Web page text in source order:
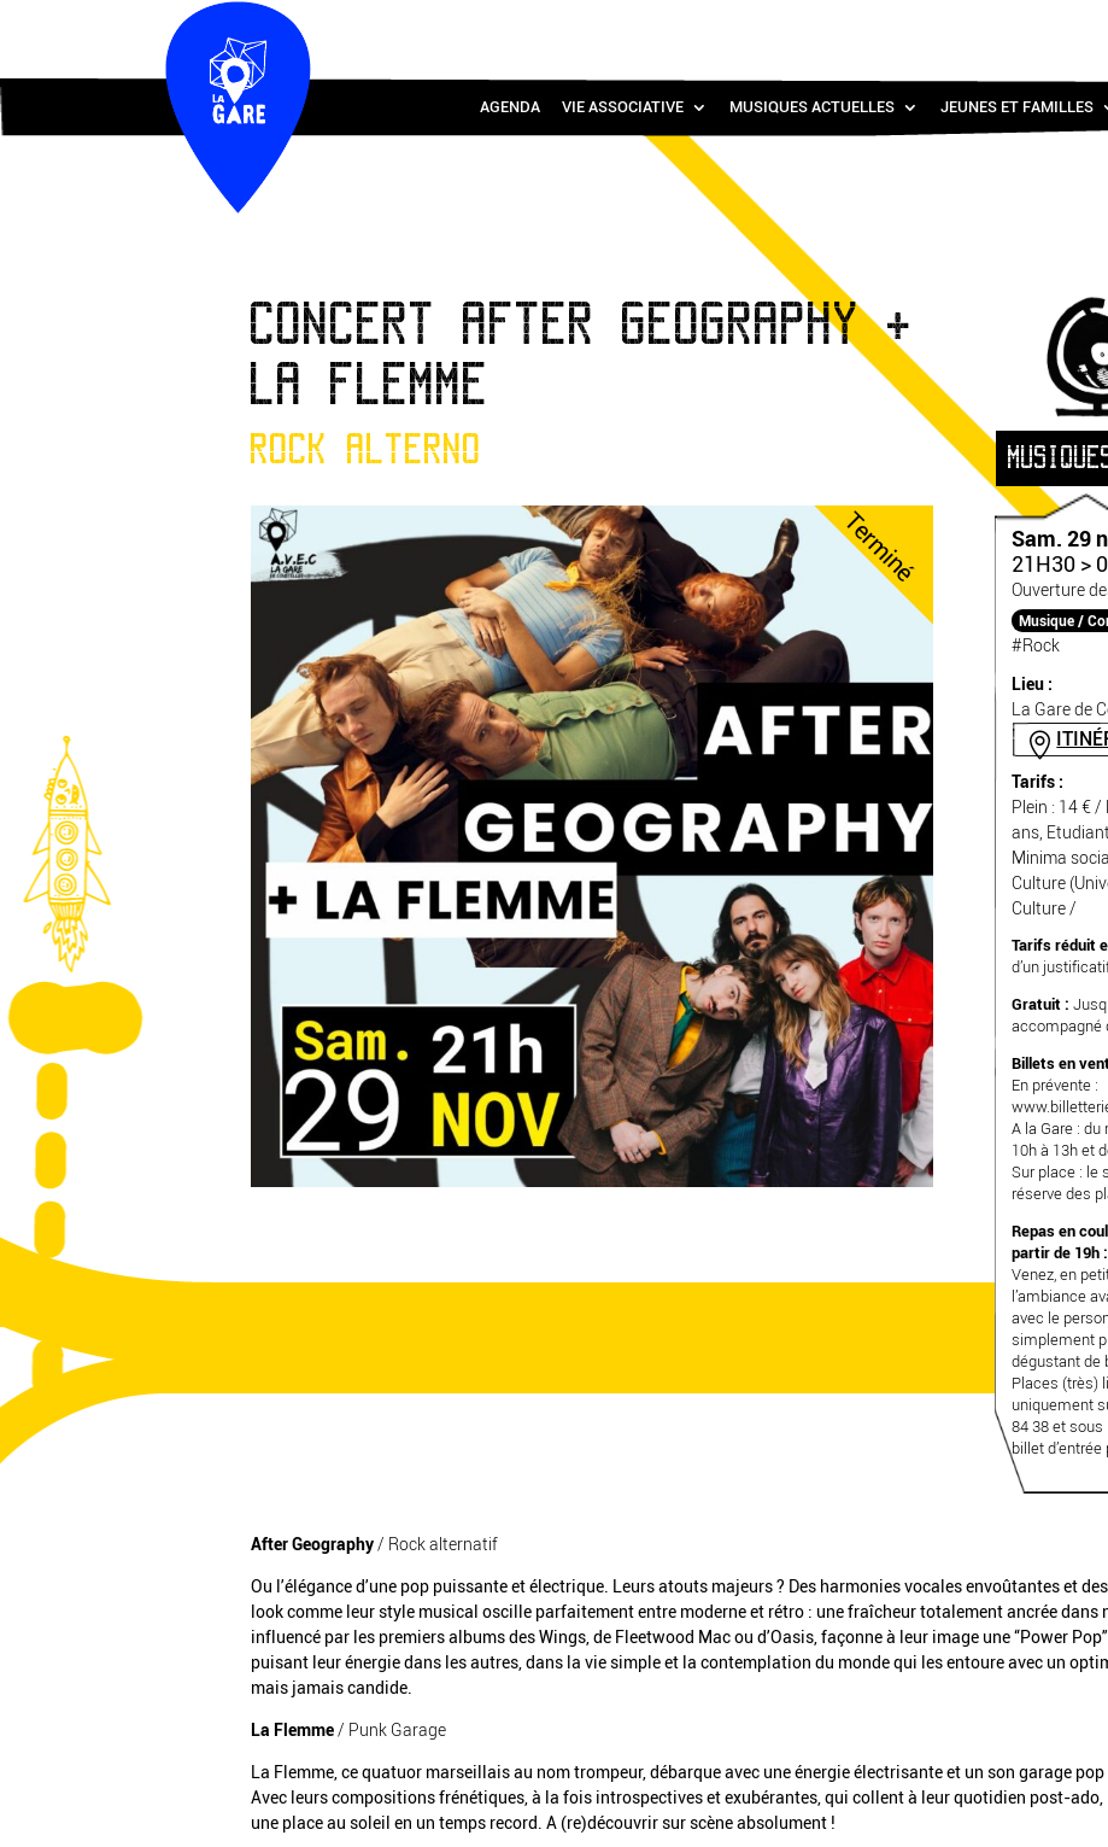
AGENDA VIE ASSOCIATIVE MUSIQUES ACTUELLES JEUNES ET FAMILLES
CONCERT AFTER GEOGRAPHY +
LA FLEMME
ROCK ALTERNO
Terminé
Sam. 29
21H30 >
Ouverture
Musique /
#Rock
Lieu :
La Gare de
Tarifs :
Plein : 14 € /
ans,
Minima
Culture
Culture /
Tarifs réduit
d’un
Gratuit :
accompagné
Billets en
En prévente :
A la Gare :
10h à 13h et
Sur place : le
réserve des
Repas en
partir de 19h :
Venez, en
l’ambiance
avec le
simplement
dégustant de
Places (très)
uniquement
84 38 et sous
billet
After Geography/ Rock alternatif
Ou l’élégance d’une pop puissante et électrique. Leurs atouts majeurs ? Des harmonies vocales envoûtantes et
look comme leur style musical oscille parfaitement entre moderne et rétro : une fraîcheur totalement ancrée dans
influencé par les premiers albums des Wings, de Fleetwood Mac ou d’Oasis, façonne à leur image une “Power
puisant leur énergie dans les autres, dans la vie simple et la contemplation du monde qui les entoure avec un
mais jamais candide.
La Flemme/ Punk Garage
La Flemme, ce quatuor marseillais au nom trompeur, débarque avec une énergie électrisante et un son garage
Avec leurs compositions frénétiques, à la fois introspectives et exubérantes, qui collent à leur quotidien post-ado,
une place au soleil en un temps record. A (re)découvrir sur scène absolument !